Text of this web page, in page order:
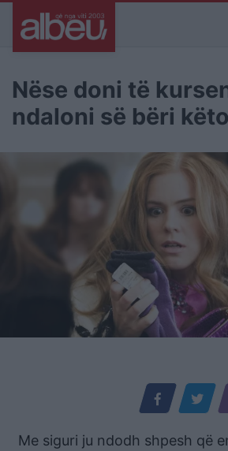
Nëse doni të
ndaloni së bëri
Me siguri ju ndodh shpesh që